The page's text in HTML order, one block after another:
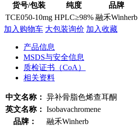
货号/包装 纯度 品牌
TCE050-10mg HPLC≥98% 融禾Winherb
加入购物车 大包装询价 加入收藏
产品信息
MSDS与安全信息
质检证书（CoA）
相关资料
中文名称： 异补骨脂色烯查耳酮
英文名称： Isobavachromene
品牌：
融禾Winherb